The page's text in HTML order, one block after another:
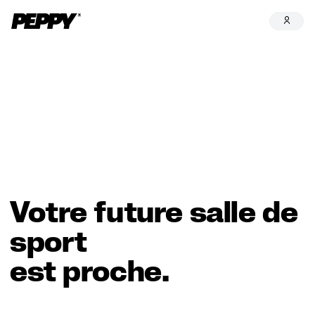
Votre future salle de
sport
est proche.